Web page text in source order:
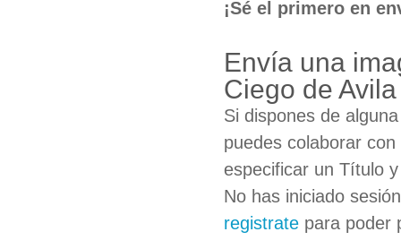
¡Sé el primero en
Envía una
Ciego de Avila
Si dispones de
puedes colaborar
especificar un Título
No has iniciado
registrate para poder